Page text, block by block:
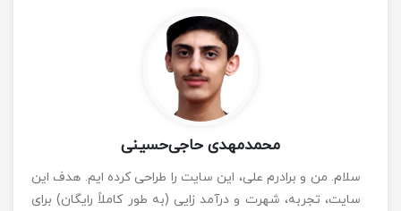
محمدمهدی حاجی‌حسینی
سلام. من و برادرم علی، این سایت را طراحی کرده ایم. هدف این
سایت، تجربه، شهرت و درآمد زایی (به طور کاملاً رایگان) برای